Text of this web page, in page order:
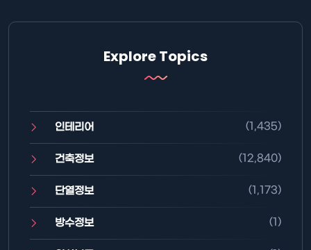
Explore Topics
인테리어 (1,435)
건축정보 (12,840)
단열정보 (1,173)
방수정보 (1)